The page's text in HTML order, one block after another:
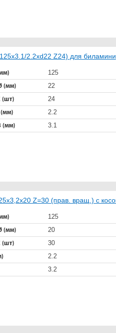
2.2xd22 Z24) для
125
(мм) 22
(шт) 24
(мм) 2.2
(мм) 3.1
Z=30 (прав. вращ.) с
125
(мм) 20
(шт) 30
2.2
3.2